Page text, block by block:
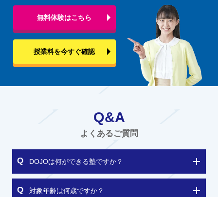
無料体験はこちら
授業料を今すぐ確認
Q&A
よくあるご質問
DOJOは何ができる塾ですか？
対象年齢は何歳ですか？